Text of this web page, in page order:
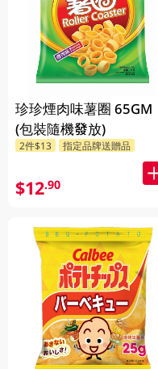
珍珍煙肉味薯圈 65GM
(包裝隨機發放)
2件$13 指定品牌送贈品
$12.90